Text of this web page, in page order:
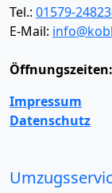
Tel.: 01579-
E-Mail:
Öffnungszeiten:
Impressum
Datenschutz